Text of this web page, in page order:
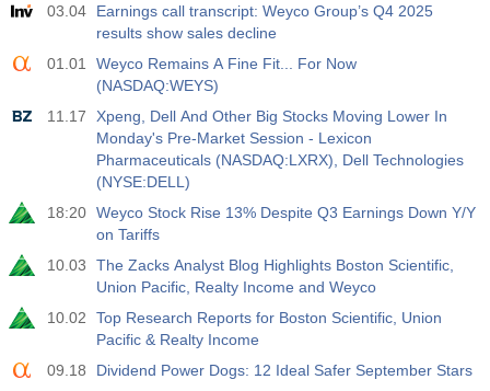
03.04
Earnings call transcript: Weyco Group’s Q4 2025
results show sales decline
01.01
Weyco Remains A Fine Fit... For Now
(NASDAQ:WEYS)
11.17
Xpeng, Dell And Other Big Stocks Moving Lower In
Monday's Pre-Market Session - Lexicon
Pharmaceuticals (NASDAQ:LXRX), Dell Technologies
(NYSE:DELL)
18:20 Weyco Stock Rise 13% Despite Q3 Earnings Down Y/Y
on Tariffs
10.03
The Zacks Analyst Blog Highlights Boston Scientific,
Union Pacific, Realty Income and Weyco
10.02
Top Research Reports for Boston Scientific, Union
Pacific & Realty Income
09.18
Dividend Power Dogs: 12 Ideal Safer September Stars